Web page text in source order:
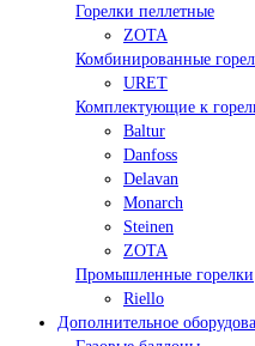
Горелки пеллетные
ZOTA
Комбинированные
URET
Комплектующие к
Baltur
Danfoss
Delavan
Monarch
Steinen
ZOTA
Промышленные горелки
Riello
Дополнительное